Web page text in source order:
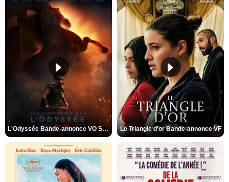
L'Odyssée Bande-annonce VO STFR Le Triangle d'or Bande-annonce VF